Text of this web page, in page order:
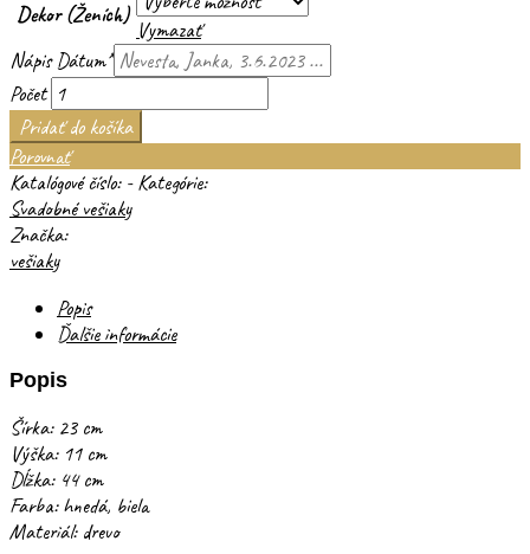
Dekor (Ženích)
Vymazať
Nápis Dátum*
Počet
Pridať do košíka
Porovnať
Katalógové číslo: - Kategórie:
Svadobné vešiaky
Značka:
vešiaky
Popis
Ďalšie informácie
Popis
Šírka: 23 cm
Výška: 11 cm
Dĺžka: 44 cm
Farba: hnedá, biela
Materiál: drevo